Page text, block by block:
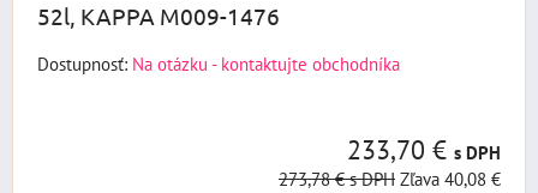
52l, KAPPA M009-1476
Dostupnosť: Na otázku - kontaktujte obchodníka
233,70 € s DPH
273,78 €s DPH Zľava 40,08 €